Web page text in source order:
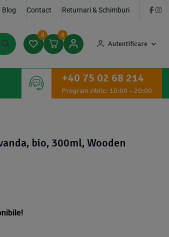
Blog Contact Returnari & Schimburi
0 0
Autentificare
+40 75 02 68 214
Program zilnic: 10:00 – 20:00
bio, 300ml, Wooden